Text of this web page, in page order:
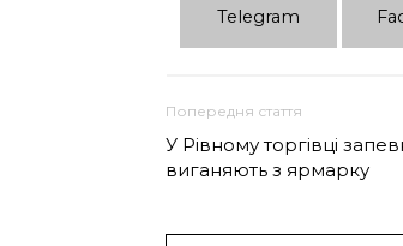
Telеgram
Попередня стаття
У Рівному торгівці
виганяють з ярмарку